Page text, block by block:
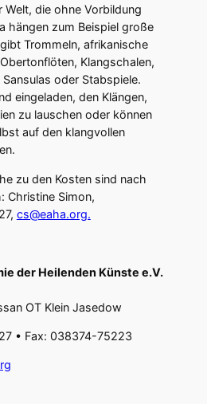
Welt, die ohne Vorbildung
hängen zum Beispiel große
Trommeln, afrikanische
Klangschalen,
oder Stabspiele.
eingeladen, den Klängen,
zu lauschen oder können
auf den klangvollen
zu den Kosten sind nach
Christine Simon,
cs@eaha.org.
der Heilenden Künste e.V.
OT Klein Jasedow
• Fax: 038374-75223